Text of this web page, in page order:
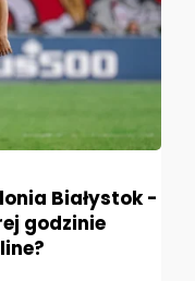
Białystok -
godzinie